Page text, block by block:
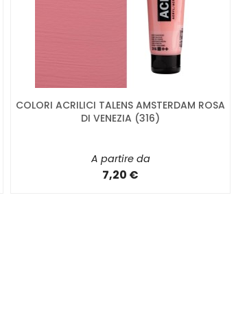
COLORI ACRILICI TALENS AMSTERDAM ROSA
DI VENEZIA (316)
A partire da
7,20 €